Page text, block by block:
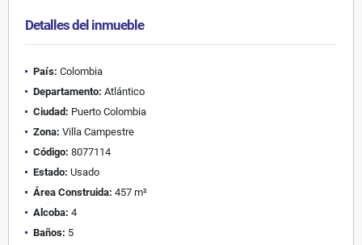
Detalles del inmueble
País: Colombia
Departamento: Atlántico
Ciudad: Puerto Colombia
Zona: Villa Campestre
Código: 8077114
Estado: Usado
Área Construida: 457 m²
Alcoba: 4
Baños: 5